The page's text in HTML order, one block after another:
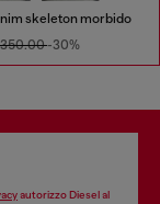
skeleton morbido
-30%
autorizzo Diesel al